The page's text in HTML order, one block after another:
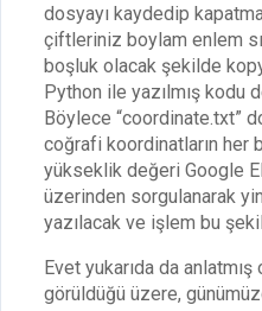
dosyayı kaydedip
çiftleriniz boylam enlem
boşluk olacak şekilde
Python ile yazılmış kodu
Böylece “coordinate.txt”
coğrafi koordinatların her
yükseklik değeri Google
üzerinden sorgulanarak
yazılacak ve işlem bu
Evet yukarıda da
görüldüğü üzere,